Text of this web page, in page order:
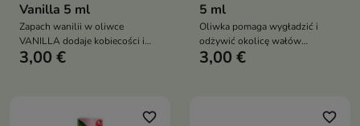
Vanilla 5 ml
Zapach wanilii w oliwce
VANILLA dodaje kobiecości i
uwodzicielskiego charakteru,
3,00 €
5 ml
Oliwka pomaga wygładzić i
odżywić okolicę wałów
paznokciowych
3,00 €
favorite_border favorite_border